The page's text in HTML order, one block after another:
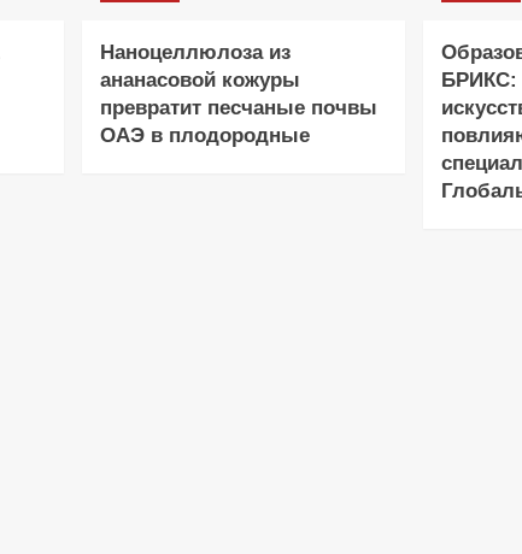
Наноцеллюлоза из
ананасовой кожуры
превратит песчаные почвы
ОАЭ в плодородные
БРИКС: